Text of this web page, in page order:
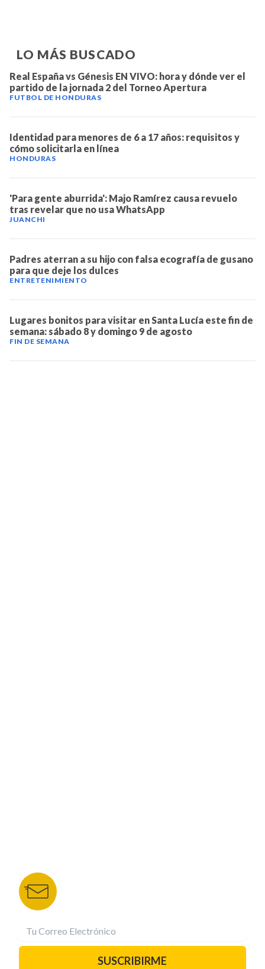
LO MÁS BUSCADO
Real España vs Génesis EN VIVO: hora y dónde ver el
partido de la jornada 2 del Torneo Apertura
FUTBOL DE HONDURAS
Identidad para menores de 6 a 17 años: requisitos y
cómo solicitarla en línea
HONDURAS
'Para gente aburrida': Majo Ramírez causa revuelo
tras revelar que no usa WhatsApp
JUANCHI
Padres aterran a su hijo con falsa ecografía de gusano
para que deje los dulces
ENTRETENIMIENTO
Lugares bonitos para visitar en Santa Lucía este fin de
semana: sábado 8 y domingo 9 de agosto
FIN DE SEMANA
SUSCRIBIRME